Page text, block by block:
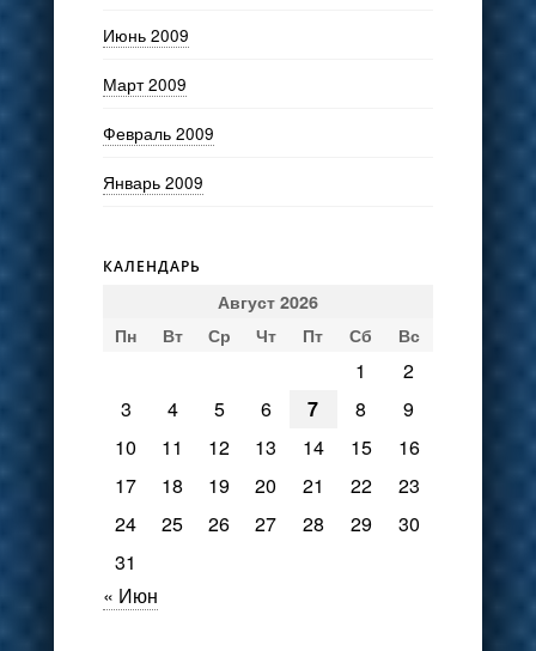
Июнь 2009
Март 2009
Февраль 2009
Январь 2009
КАЛЕНДАРЬ
Август 2026
Пн
Вт Ср Чт Пт Сб Вс
1
2
3
4 5 6 7 8
9
10
11 12 13 14 15
16
17
18 19 20 21 22
23
24
25 26 27 28 29
30
31
« Июн